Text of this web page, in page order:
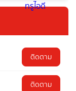
ติดตาม
ติดตาม